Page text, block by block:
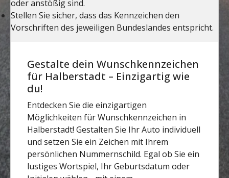
Gestalte dein Wunschkennzeichen
für Halberstadt – Einzigartig wie
du!
Entdecken Sie die einzigartigen
Möglichkeiten für Wunschkennzeichen in
Halberstadt! Gestalten Sie Ihr Auto individuell
und setzen Sie ein Zeichen mit Ihrem
persönlichen Nummernschild. Egal ob Sie ein
lustiges Wortspiel, Ihr Geburtsdatum oder